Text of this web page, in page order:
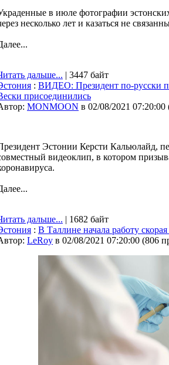
в июле фотографии
несколько лет и казаться не
дальше... | 3447 байт
: ВИДЕО: Президент по-русски
присоединились
MONMOON в 02/08/2021 07:20:00
Эстонии Керсти Кальюлайд,
видеоклип, в котором
дальше... | 1682 байт
: В Таллине начала работу
LeRoy в 02/08/2021 07:20:00 (806